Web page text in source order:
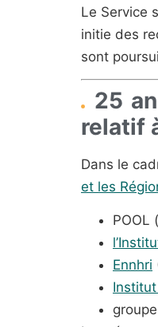
Le Service
initie des
sont
25
relatif
Dans le
et les
POOL
Ennhri
groupe